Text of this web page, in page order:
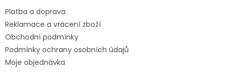
Platba a doprava
Reklamace a vrácení zboží
Obchodní podmínky
Podmínky ochrany osobních údajů
Moje objednávka